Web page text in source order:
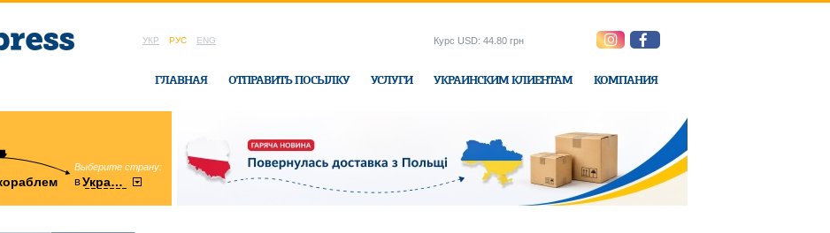
УКР РУС ENG
ГЛАВНАЯ ОТПРАВИТЬ ПОСЫЛКУ УСЛУГИ УКРАИНСКИМ КЛИЕНТАМ КОМПАНИЯ
Курс USD: 44.80 грн
Выберите страну:
вУкраину
область:
Винницкая в офисе Ukraine-Express